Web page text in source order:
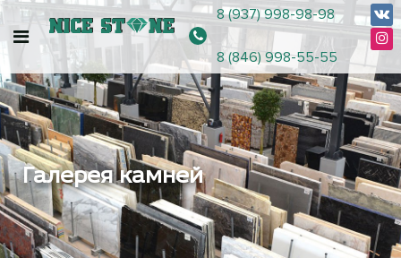
8 (937) 998-98-98
8 (846) 998-55-55
Галерея камней